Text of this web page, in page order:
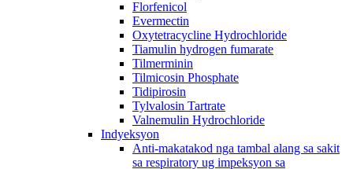
Florfenicol
Evermectin
Oxytetracycline Hydrochloride
Tiamulin hydrogen fumarate
Tilmerminin
Tilmicosin Phosphate
Tidipirosin
Tylvalosin Tartrate
Valnemulin Hydrochloride
Indyeksyon
Anti-makatakod nga tambal alang sa sakit
sa respiratory ug impeksyon sa